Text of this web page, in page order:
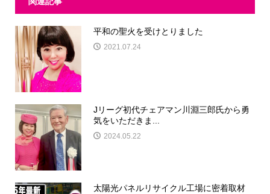
平和の聖火を受けとりました
2021.07.24
Jリーグ初代チェアマン川淵三郎氏から勇
気をいただきま...
2024.05.22
太陽光パネルリサイクル工場に密着取材